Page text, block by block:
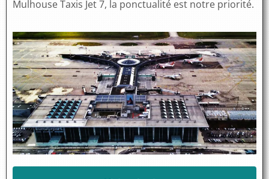
Mulhouse Taxis Jet 7, la ponctualité est notre priorité.